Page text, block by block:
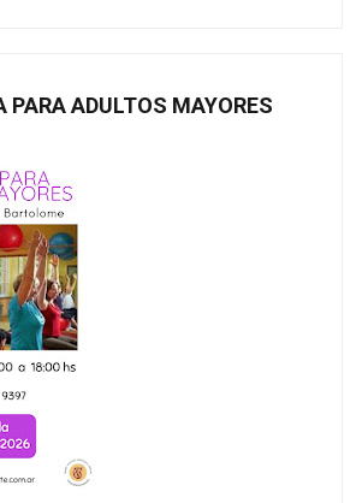
PARA ADULTOS MAYORES